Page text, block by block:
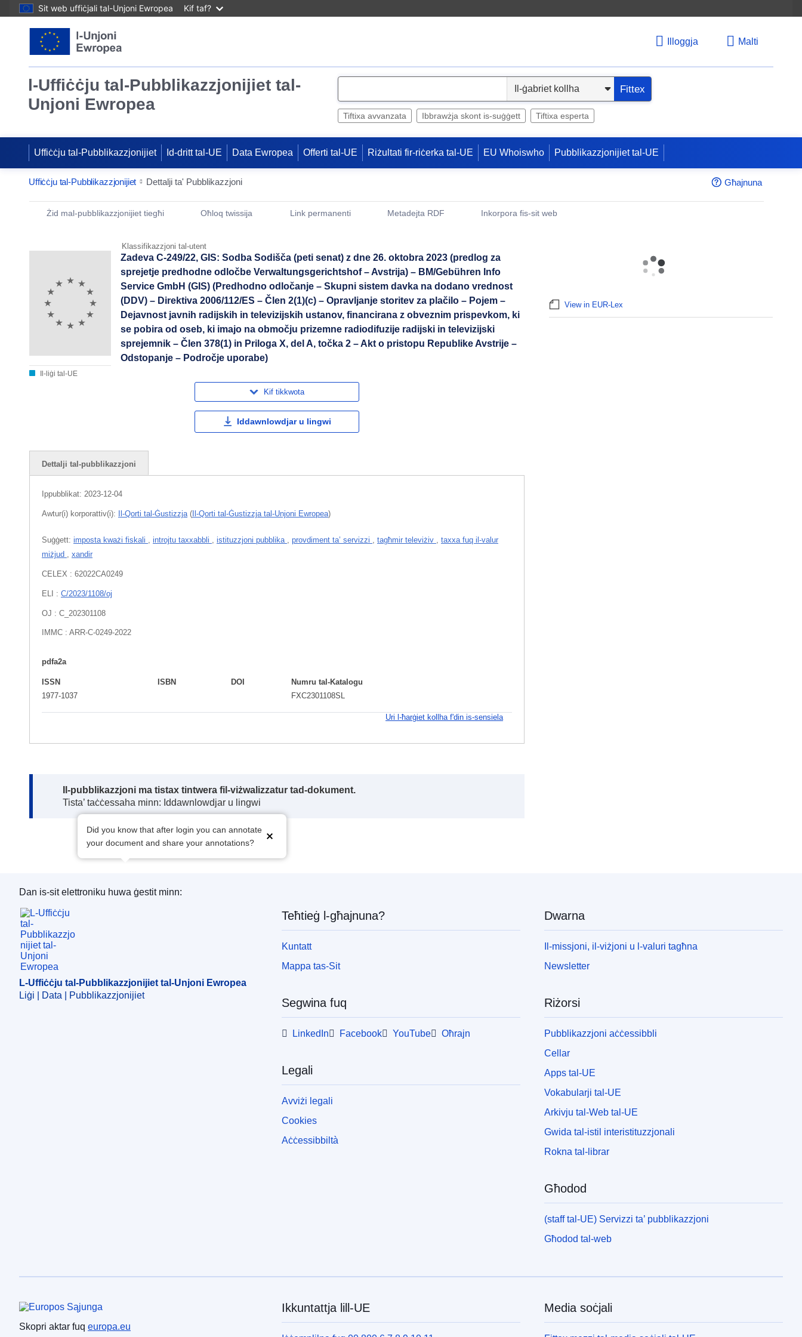
Sit web uffiċjali tal-Unjoni Ewropea Kif taf?
Illoggja Malti
l-Uffiċċju tal-Pubblikazzjonijiet tal-
Unjoni Ewropea
e
Fittex
Tiftixa avvanzata Ibbrawżja skont is-suġġett Tiftixa esperta
Uffiċċju tal-Pubblikazzjonijiet Id-dritt tal-UE Data Ewropea Offerti tal-UE Riżultati fir-riċerka tal-UE EU Whoiswho Pubblikazzjonijiet tal-UE
Uffiċċju tal-Pubblikazzjonijiet Dettalji ta' Pubblikazzjoni Għajnuna
Publication Detail Actions Portlet
Żid mal-pubblikazzjonijiet tiegħi Oħloq twissija Link permanenti
Metadejta RDF
Inkorpora fis-sit web
Klassifikazzjoni tal-utent
Il-liġi tal-UE
Zadeva C-249/22, GIS: Sodba Sodišča (peti senat) z dne 26. oktobra 2023 (predlog za
sprejetje predhodne odločbe Verwaltungsgerichtshof – Avstrija) – BM/Gebühren Info
Service GmbH (GIS) (Predhodno odločanje – Skupni sistem davka na dodano vrednost
(DDV) – Direktiva 2006/112/ES – Člen 2(1)(c) – Opravljanje storitev za plačilo – Pojem –
Dejavnost javnih radijskih in televizijskih ustanov, financirana z obveznim prispevkom, ki
se pobira od oseb, ki imajo na območju prizemne radiodifuzije radijski in televizijski
sprejemnik – Člen 378(1) in Priloga X, del A, točka 2 – Akt o pristopu Republike Avstrije –
Odstopanje – Področje uporabe)
Kif tikkwota
Iddawnlowdjar u lingwi
Dettalji tal-pubblikazzjoni
Ippubblikat: 2023-12-04
Awtur(i) korporattiv(i): Il-Qorti tal-Ġustizzja( Il-Qorti tal-Ġustizzja tal-Unjoni Ewropea)
Suġġett: imposta kważi fiskali , introjtu taxxabbli , istituzzjoni pubblika , provdiment ta’ servizzi , tagħmir televiżiv , taxxa fuq il-valur
miżjud , xandir
CELEX : 62022CA0249
ELI : C/2023/1108/oj
OJ : C_202301108
IMMC : ARR-C-0249-2022
pdfa2a
ISSN
1977-1037
ISBN DOI
Numru tal-Katalogu
FXC2301108SL
Uri l-ħarġiet kollha f'din is-sensiela
Note:
Il-pubblikazzjoni ma tistax tintwera fil-viżwalizzatur tad-dokument.
Tista’ taċċessaha minn: Iddawnlowdjar u lingwi
Did you know that after login you can annotate
your document and share your annotations?
View in EUR-Lex
L-Uffiċċju tal-Pubblikazzjonijiet tal-Unjoni Ewropea
Dan is-sit elettroniku huwa ġestit minn:
L-Uffiċċju tal-Pubblikazzjonijiet tal-Unjoni Ewropea
Liġi | Data | Pubblikazzjonijiet
Teħtieġ l-għajnuna?
Kuntatt
Mappa tas-Sit
Segwina fuq
LinkedIn Facebook YouTube Oħrajn
Legali
Avviżi legali
Cookies
Aċċessibbiltà
Dwarna
Il-missjoni, il-viżjoni u l-valuri tagħna
Newsletter
Riżorsi
Pubblikazzjoni aċċessibbli
Cellar
Apps tal-UE
Vokabularji tal-UE
Arkivju tal-Web tal-UE
Gwida tal-istil interistituzzjonali
Rokna tal-librar
Għodod
(staff tal-UE) Servizzi ta’ pubblikazzjoni
Għodod tal-web
Unjoni Ewropea
Skopri aktar fuq europa.eu
Ikkuntattja lill-UE Media soċjali